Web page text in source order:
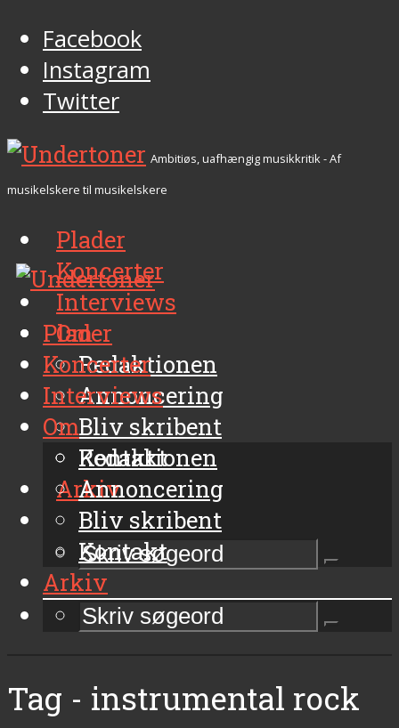
Facebook
Instagram
Twitter
Ambitiøs, uafhængig musikkritik - Af
musikelskere til musikelskere
Plader
Koncerter
Interviews
Om
Redaktionen
Annoncering
Bliv skribent
Kontakt
Arkiv
Plader
Koncerter
Interviews
Om
Redaktionen
Annoncering
Bliv skribent
Kontakt
Arkiv
Tag - instrumental rock